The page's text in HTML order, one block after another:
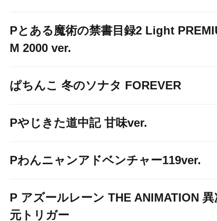
Pとある魔術の禁書目録2 Light
M 2000 ver.
ぱちんこ 冬のソナタ FOREVER
Pやじきた道中記 甘味ver.
Pわんニャンアドベンチャー119ver.
P アズールレーン THE ANIMATION 異
元トリガー